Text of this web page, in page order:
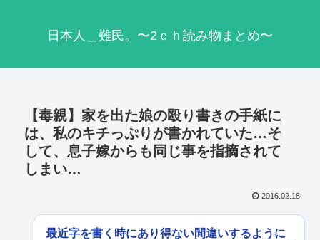
日本人＿難民。〜2ｃｈ読み物まとめ〜
【毒親】家を出た娘の殴り書きの手紙に
は、私のキチっぷりが書かれていた…そ
して、息子嫁からも同じ事を指摘されて
しまい…
2016.02.18
最近字を書く時にあり得ない間違いするように